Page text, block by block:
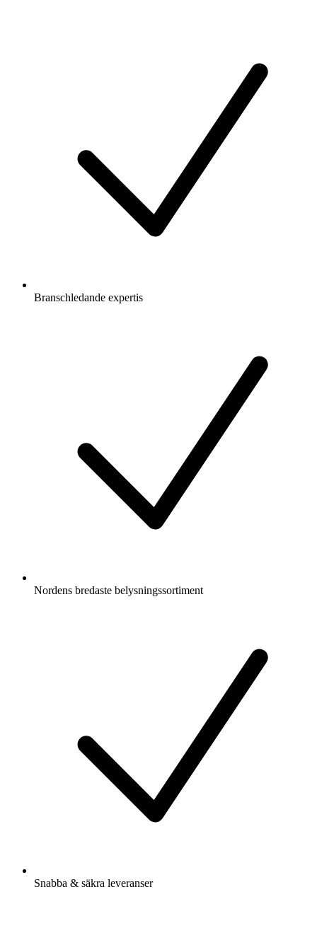
Branschledande expertis
Nordens bredaste belysningssortiment
Snabba & säkra leveranser